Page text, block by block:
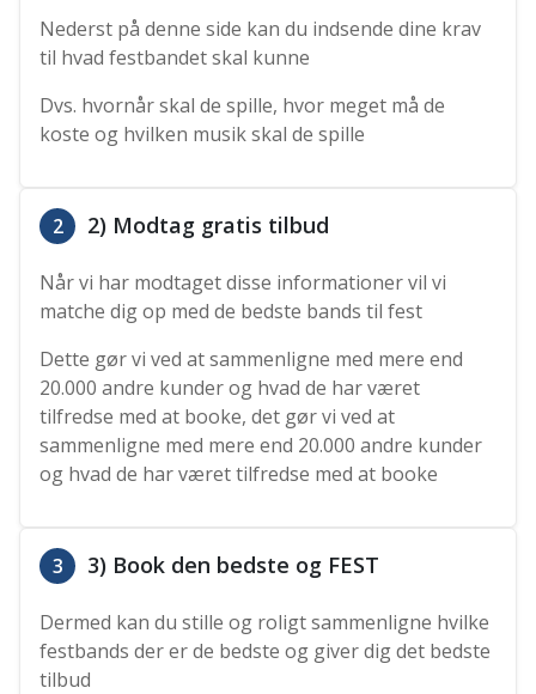
Nederst på denne side kan du indsende dine krav
til hvad festbandet skal kunne
Dvs. hvornår skal de spille, hvor meget må de
koste og hvilken musik skal de spille
2 2) Modtag gratis tilbud
Når vi har modtaget disse informationer vil vi
matche dig op med de bedste bands til fest
Dette gør vi ved at sammenligne med mere end
20.000 andre kunder og hvad de har været
tilfredse med at booke, det gør vi ved at
sammenligne med mere end 20.000 andre kunder
og hvad de har været tilfredse med at booke
3 3) Book den bedste og FEST
Dermed kan du stille og roligt sammenligne hvilke
festbands der er de bedste og giver dig det bedste
tilbud